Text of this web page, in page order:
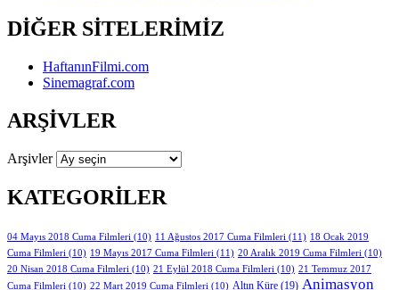
DIĞER SITELERIMIZ
HaftanınFilmi.com
Sinemagraf.com
ARŞIVLER
Arşivler
KATEGORILER
04 Mayıs 2018 Cuma Filmleri (10) 11 Ağustos 2017 Cuma Filmleri (11) 18 Ocak 2019
Cuma Filmleri (10) 19 Mayıs 2017 Cuma Filmleri (11) 20 Aralık 2019 Cuma Filmleri (10)
20 Nisan 2018 Cuma Filmleri (10) 21 Eylül 2018 Cuma Filmleri (10) 21 Temmuz 2017
Cuma Filmleri (10) 22 Mart 2019 Cuma Filmleri (10) Altın Küre (19) Animasyon